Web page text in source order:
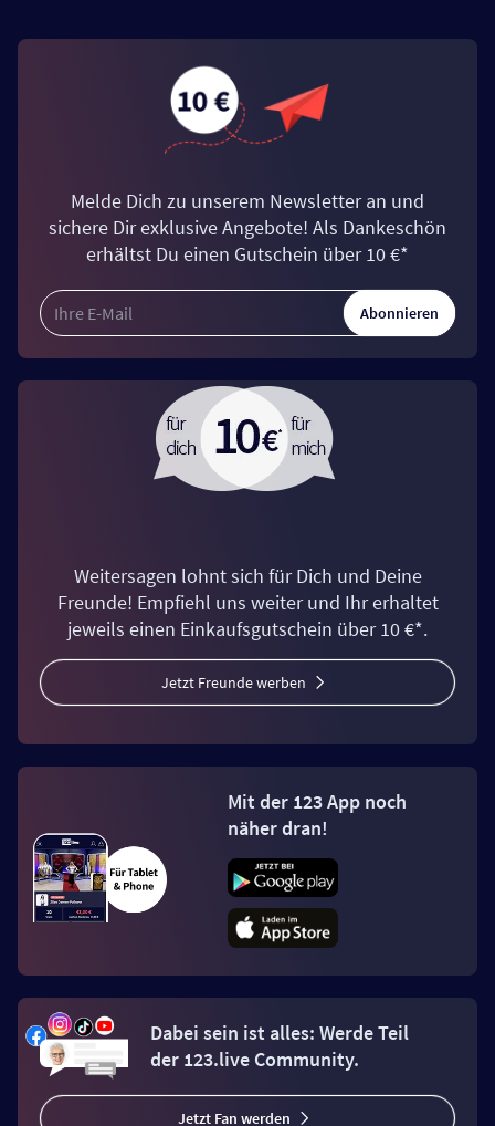
Melde Dich zu unserem Newsletter an und
sichere Dir exklusive Angebote! Als Dankeschön
erhältst Du einen Gutschein über 10 €*
Abonnieren
Weitersagen lohnt sich für Dich und Deine
Freunde! Empfiehl uns weiter und Ihr erhaltet
jeweils einen Einkaufsgutschein über 10 €*.
Jetzt Freunde werben
Mit der 123 App noch
näher dran!
Dabei sein ist alles: Werde Teil
der 123.live Community.
Jetzt Fan werden